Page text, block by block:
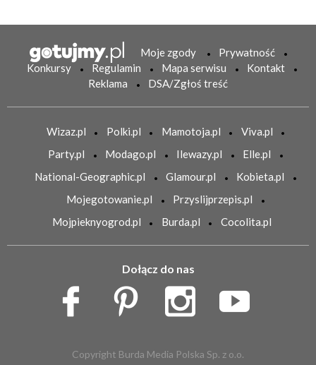
Moje zgody
Prywatność
Konkursy
Regulamin Mapa serwisu
Kontakt
Reklama
DSA/Zgłoś treść
Wizaz.pl Polki.pl Mamotoja.pl
Viva.pl
Party.pl
Modago.pl Ilewazy.pl
Elle.pl
National-Geographic.pl
Glamour.pl
Kobieta.pl
Mojegotowanie.pl
Przyslijprzepis.pl
Mojpieknyogrod.pl
Burda.pl Cocolita.pl
Dołącz do nas
Copyright Burda Media Polska Sp. z o.o.